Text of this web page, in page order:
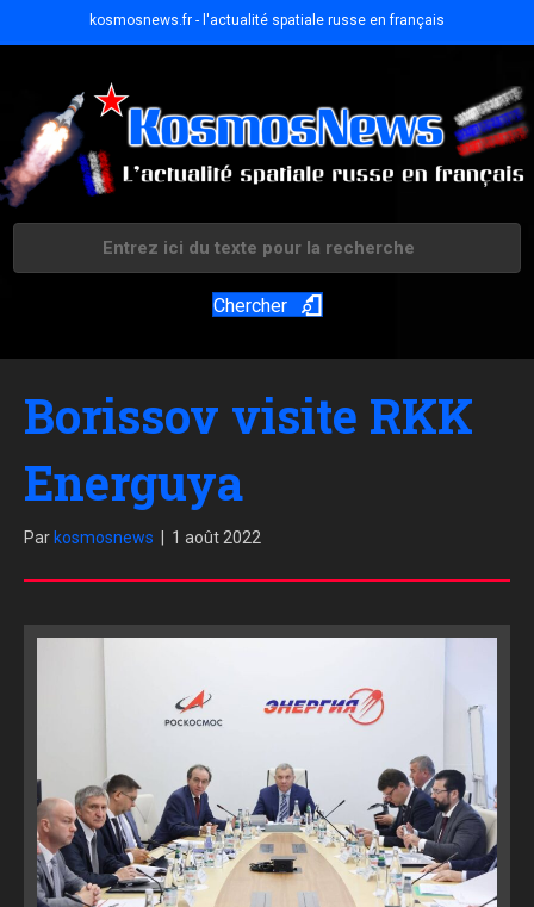
kosmosnews.fr - l'actualité spatiale russe en français
Chercher
Borissov visite RKK
Energuya
Par kosmosnews 1 août 2022